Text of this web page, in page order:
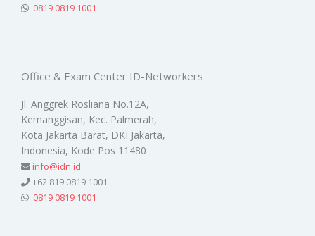
0819 0819 1001
Office & Exam Center ID-Networkers
Jl. Anggrek Rosliana No.12A,
Kemanggisan, Kec. Palmerah,
Kota Jakarta Barat, DKI Jakarta,
Indonesia, Kode Pos 11480
info@idn.id
+62 819 0819 1001
0819 0819 1001